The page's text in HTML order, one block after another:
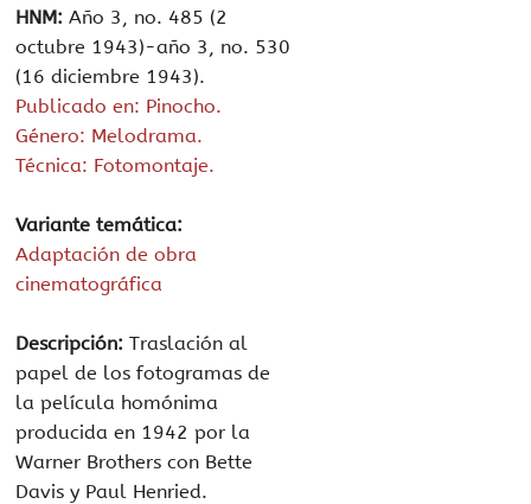
HNM: Año 3, no. 485 (2
octubre 1943)-año 3, no. 530
(16 diciembre 1943).
Publicado en: Pinocho.
Género: Melodrama.
Técnica: Fotomontaje.
Variante temática:
Adaptación de obra
cinematográfica
Descripción: Traslación al
papel de los fotogramas de
la película homónima
producida en 1942 por la
Warner Brothers con Bette
Davis y Paul Henried.